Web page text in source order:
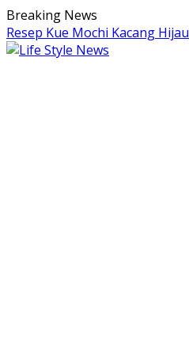
Langsung
ke
konten
Breaking News
Resep Kue Mochi Kacang Hijau